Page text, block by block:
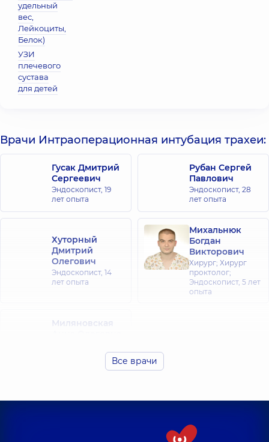
удельный
вес,
Лейкоциты,
Белок)
УЗИ
плечевого
сустава
для детей
Врачи Интраоперационная интубация трахеи:
Гусак Дмитрий
Сергеевич
Эндоскопист, 19
лет опыта
Рубан Сергей
Павлович
Эндоскопист, 28
лет опыта
Хуторный
Дмитрий
Олегович
Эндоскопист, 14
лет опыта
Михальнюк
Богдан
Викторович
Хирург; Хирург
проктолог;
Эндоскопист, 5 лет
опыта
Миляновская
Все врачи